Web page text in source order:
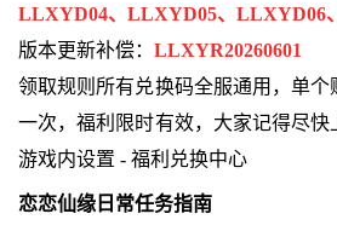
LLXYD04、LLXYD05、LLXYD06
版本更新补偿： LLXYR20260601
领取规则所有兑换码全服通用，单
一次，福利限时有效，大家记得尽快
游戏内设置 - 福利兑换中心
恋恋仙缘日常任务指南